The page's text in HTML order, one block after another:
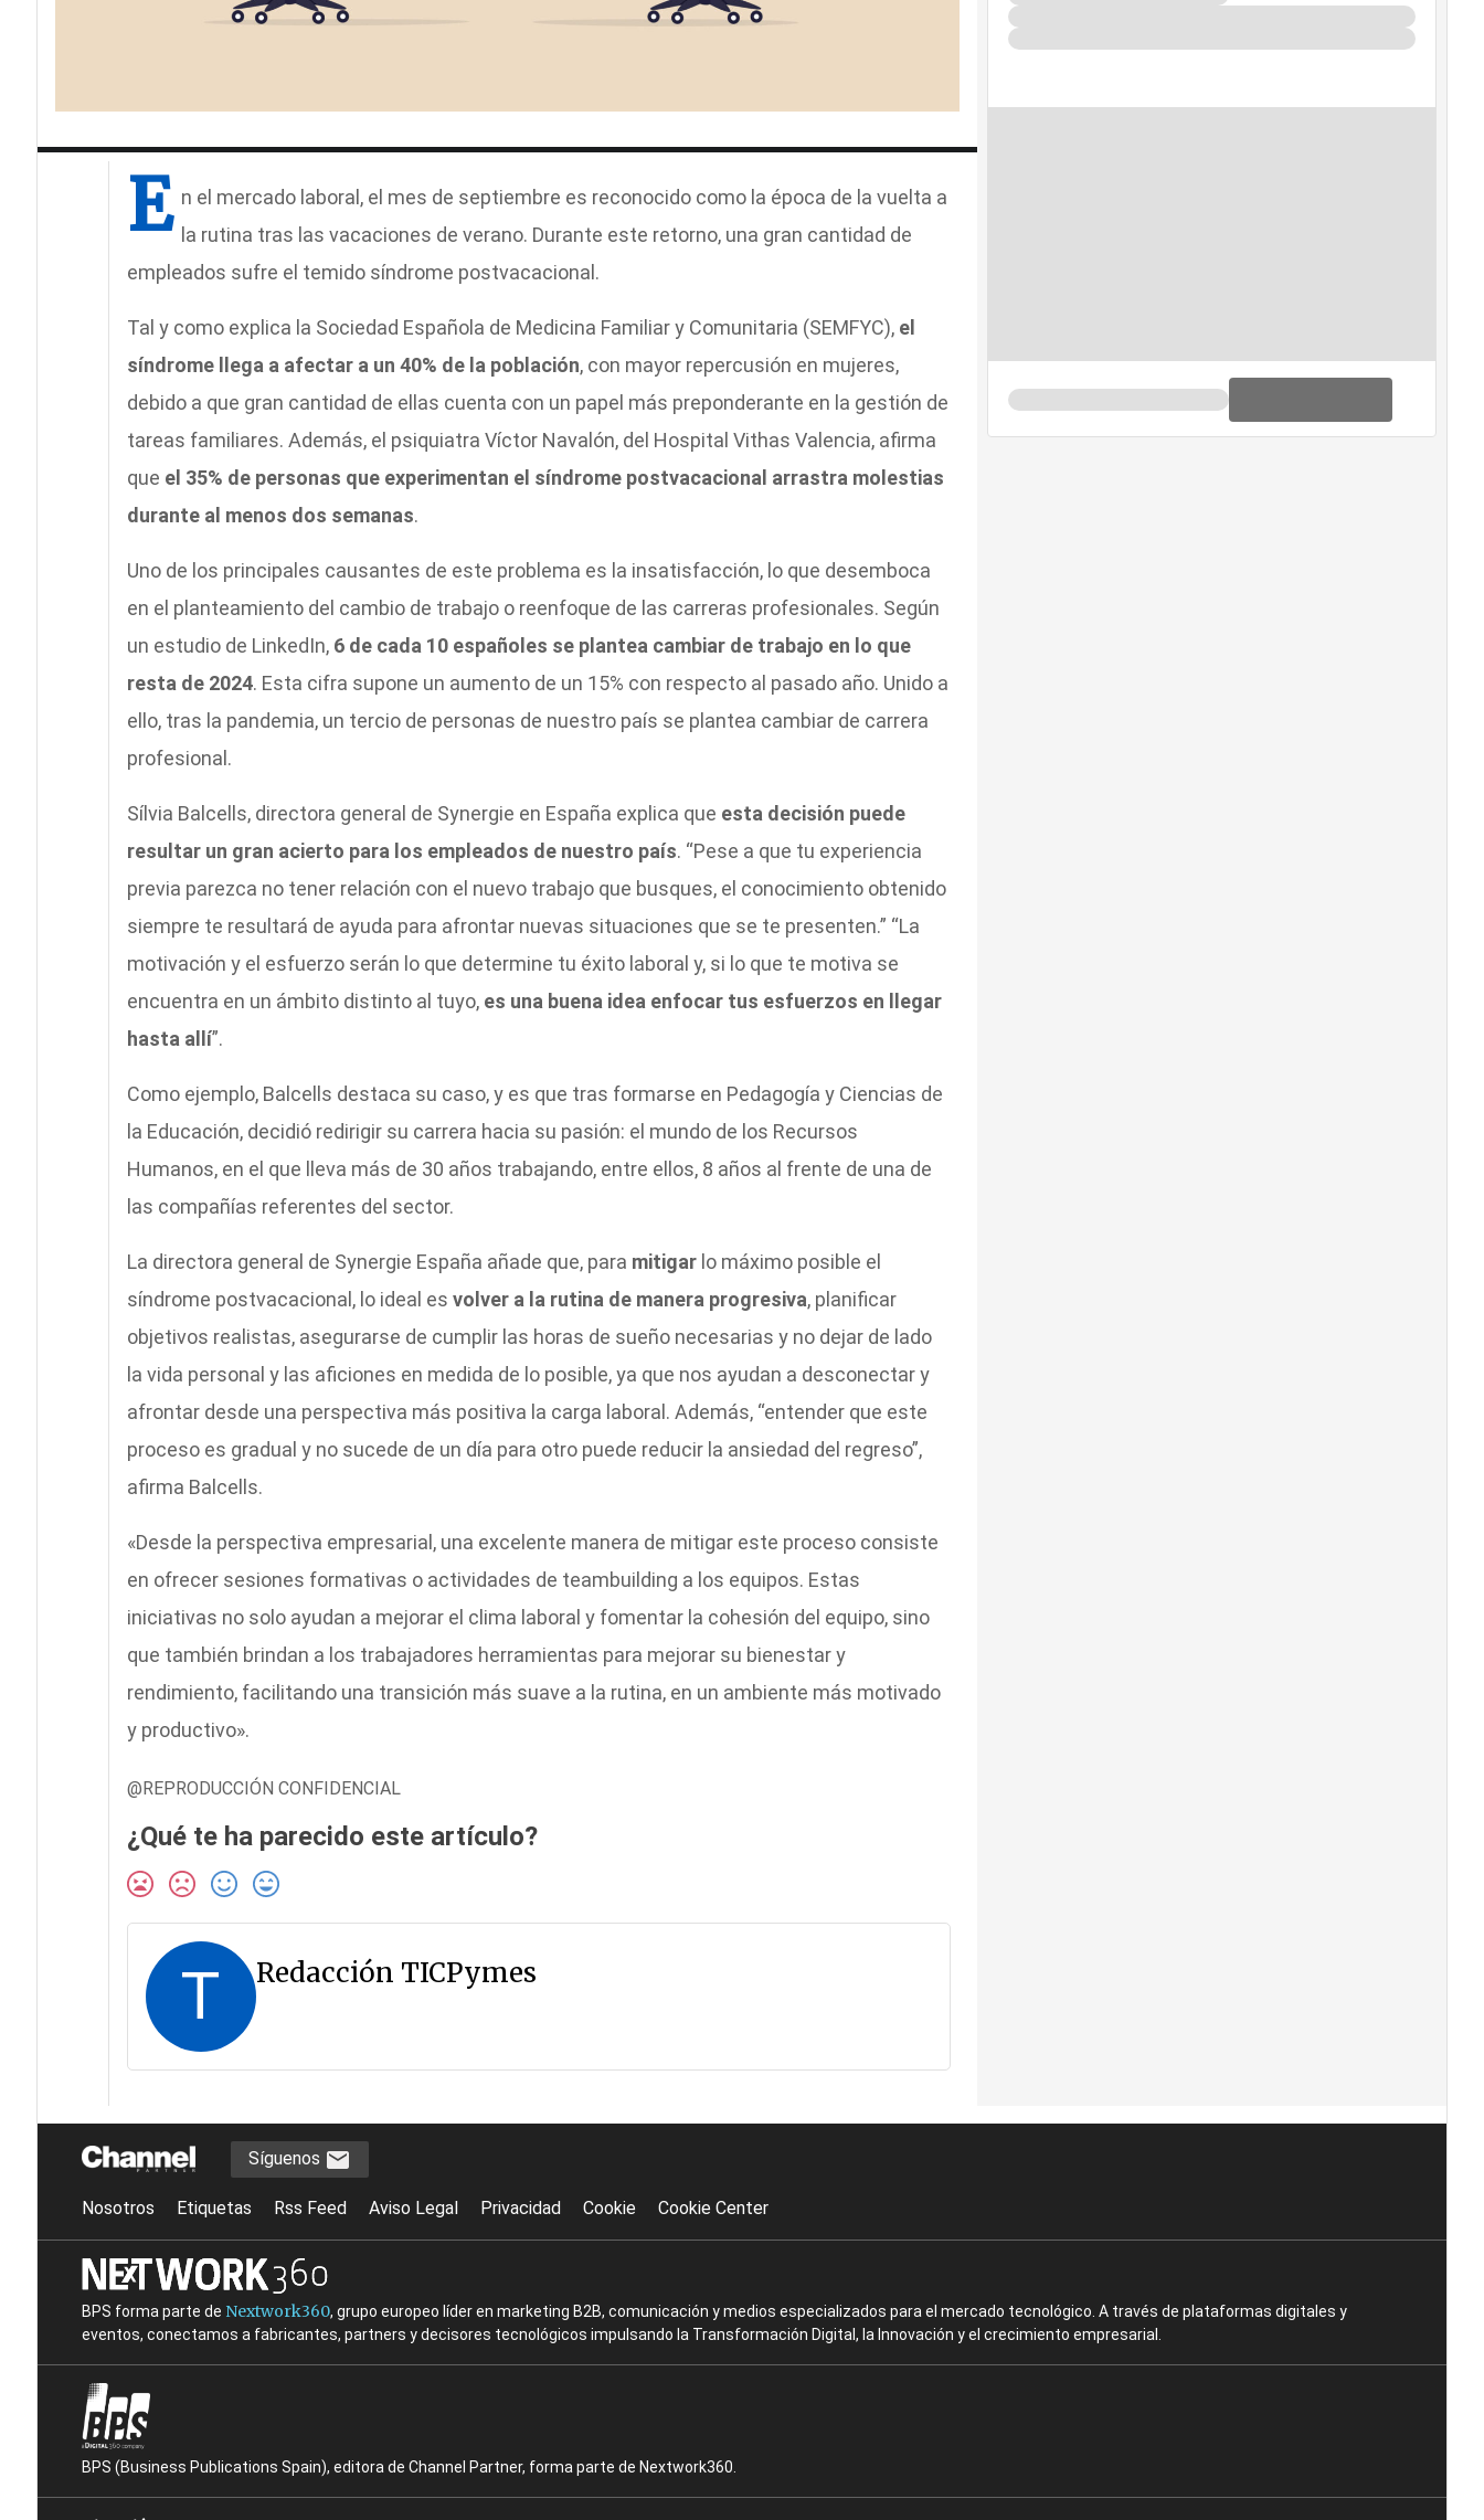
E n el mercado laboral, el mes de septiembre es reconocido como la época de la vuelta a
la rutina tras las vacaciones de verano. Durante este retorno, una gran cantidad de
empleados sufre el temido síndrome postvacacional.
Tal y como explica la Sociedad Española de Medicina Familiar y Comunitaria (SEMFYC),el
síndrome llega a afectar a un 40% de la población, con mayor repercusión en mujeres,
debido a que gran cantidad de ellas cuenta con un papel más preponderante en la gestión de
tareas familiares. Además, el psiquiatra Víctor Navalón, del Hospital Vithas Valencia, afirma
que el 35% de personas que experimentan el síndrome postvacacional arrastra molestias
durante al menos dos semanas.
Uno de los principales causantes de este problema es la insatisfacción, lo que desemboca
en el planteamiento del cambio de trabajo o reenfoque de las carreras profesionales. Según
un estudio de LinkedIn, 6 de cada 10 españoles se plantea cambiar de trabajo en lo que
resta de 2024. Esta cifra supone un aumento de un 15% con respecto al pasado año. Unido a
ello, tras la pandemia, un tercio de personas de nuestro país se plantea cambiar de carrera
profesional.
Sílvia Balcells, directora general de Synergie en España explica que esta decisión puede
resultar un gran acierto para los empleados de nuestro país. “Pese a que tu experiencia
previa parezca no tener relación con el nuevo trabajo que busques, el conocimiento obtenido
siempre te resultará de ayuda para afrontar nuevas situaciones que se te presenten.” “La
motivación y el esfuerzo serán lo que determine tu éxito laboral y, si lo que te motiva se
encuentra en un ámbito distinto al tuyo, es una buena idea enfocar tus esfuerzos en llegar
hasta allí”.
Como ejemplo, Balcells destaca su caso, y es que tras formarse en Pedagogía y Ciencias de
la Educación, decidió redirigir su carrera hacia su pasión: el mundo de los Recursos
Humanos, en el que lleva más de 30 años trabajando, entre ellos, 8 años al frente de una de
las compañías referentes del sector.
La directora general de Synergie España añade que, para mitigar lo máximo posible el
síndrome postvacacional, lo ideal es volver a la rutina de manera progresiva, planificar
objetivos realistas, asegurarse de cumplir las horas de sueño necesarias y no dejar de lado
la vida personal y las aficiones en medida de lo posible, ya que nos ayudan a desconectar y
afrontar desde una perspectiva más positiva la carga laboral. Además, “entender que este
proceso es gradual y no sucede de un día para otro puede reducir la ansiedad del regreso”,
afirma Balcells.
«Desde la perspectiva empresarial, una excelente manera de mitigar este proceso consiste
en ofrecer sesiones formativas o actividades de teambuilding a los equipos. Estas
iniciativas no solo ayudan a mejorar el clima laboral y fomentar la cohesión del equipo, sino
que también brindan a los trabajadores herramientas para mejorar su bienestar y
rendimiento, facilitando una transición más suave a la rutina, en un ambiente más motivado
y productivo».
@REPRODUCCIÓN CONFIDENCIAL
¿Qué te ha parecido este artículo?
T Redacción TICPymes
Síguenos
Nosotros Etiquetas Rss Feed Aviso Legal Privacidad Cookie Cookie Center
BPS forma parte de Nextwork360, grupo europeo líder en marketing B2B, comunicación y medios especializados para el mercado tecnológico. A través de plataformas digitales y
eventos, conectamos a fabricantes, partners y decisores tecnológicos impulsando la Transformación Digital, la Innovación y el crecimiento empresarial.
BPS (Business Publications Spain), editora de Channel Partner, forma parte de Nextwork360.